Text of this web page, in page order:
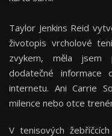
Taylor Jenkins Reid
životopis vrcholové
zvykem, měla jsem
dodatečné informace
internetu. Ani Carrie
milence nebo otce
V tenisových